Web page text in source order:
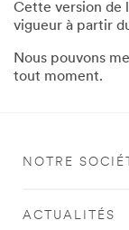
Cette version de
vigueur à partir
Nous pouvons
tout moment.
NOTRE
ACTUALITÉS